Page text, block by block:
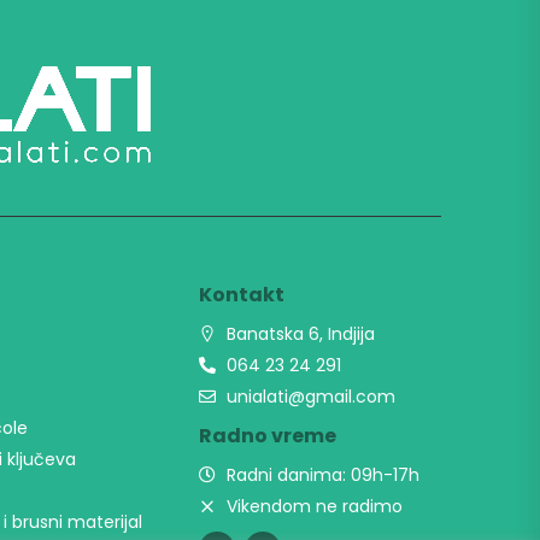
ključeva
i brusni materijal
Kontakt
Banatska 6, Indjija
064 23 24 291
unialati@gmail.com
Radno vreme
Radni danima: 09h-17h
Vikendom ne radimo